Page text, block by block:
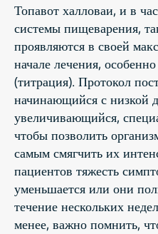
Топавот халловаи, и в
системы пищеварения,
проявляются в своей
начале лечения,
(титрация). Протокол
начинающийся с низкой
увеличивающийся,
чтобы позволить
самым смягчить их
пациентов тяжесть
уменьшается или они
течение нескольких
менее, важно помнить,